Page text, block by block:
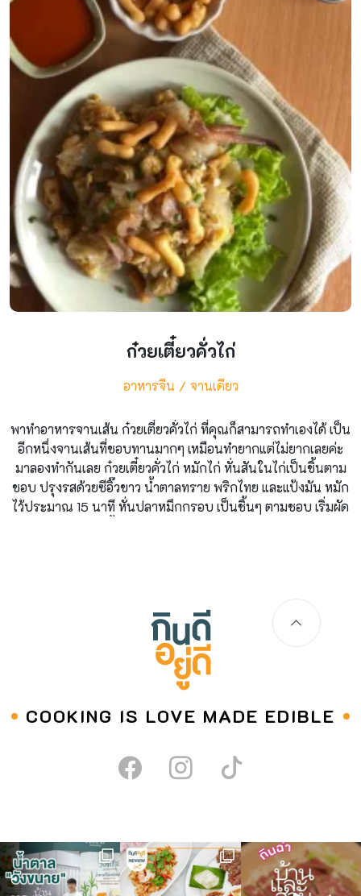
จึงละลายเจลาตินใส่ลงไป แล้วคนผสมให้เข้ากันอีกครั้ง ใส่เนื้อ
มะยงชิดหั่นเส้นลงไป แล้วผสมให้เข้ากัน ตักใส่พิมพ์ตามชอบ นำ
ไปแช่ตู้เย็น จนเซ็ตตัว แต่งหน้าด้วยมะยงชิดชิ้นโตๆ แช่ให้เย็นจัดๆ
พร้อมทานแล้วค่ะ ไขคำตอบ…..แฝดคนละฝา มะยงชิด […]
ก๋วยเตี๋ยวคั่วไก่
อาหารจีน จานเดียว
พาทำอาหารจานเส้น ก๋วยเตี๋ยวคั่วไก่ ที่คุณก็สามารถทำเองได้ เป็น
อีกหนึ่งจานเส้นที่ชอบทานมากๆ เหมือนทำยากแต่ไม่ยากเลยค่ะ
มาลองทำกันเลย ก๋วยเตี๋ยวคั่วไก่ หมักไก่ หั่นสันในไก่เป็นชิ้นตาม
ชอบ ปรุงรสด้วยซีอิ๊วขาว น้ำตาลทราย พริกไทย และแป้งมัน หมัก
ไว้ประมาณ 15 นาที หั่นปลาหมึกกรอบ เป็นชิ้นๆ ตามชอบ เริ่มผัด
ยอดฮิตที่หลายคนนิยมนำมาทำอาหาร นอกจากเนื้อหมูแล้ว ก็เนื้อ
ไก่เนี่ยแหละค่ะ เพราะไก่นั้น แทบจะใช้ทำอาหารได้ทุกส่วนเลยก็ว่า
ได้ ตั้งแต่หัวจรดเท้า แต่ก็เชื่อว่าหลายคนอาจจะยังไม่รู้ วิธีเลือกซื้อ
ไก่ แต่ละส่วนอย่างถูกต้อง แต่ละส่วนมีวิธีเลือกอย่างไร ส่วนไหน
ลับดี ๆ ในการเลือกซื้อไก่มาฝากกันแล้วค่า ไก่ เป็นเนื้อสัตว์ที่
กันมาก แถมราคายังย่อมเยาว์และ […]
COOKING IS LOVE MADE EDIBLE